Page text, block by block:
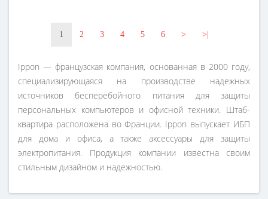
1 2 3 4 5 6 > >|
Ippon — французская компания, основанная в 2000 году,
специализирующаяся на производстве надежных
источников бесперебойного питания для защиты
персональных компьютеров и офисной техники. Штаб-
квартира расположена во Франции. Ippon выпускает ИБП
для дома и офиса, а также аксессуары для защиты
электропитания. Продукция компании известна своим
стильным дизайном и надежностью.